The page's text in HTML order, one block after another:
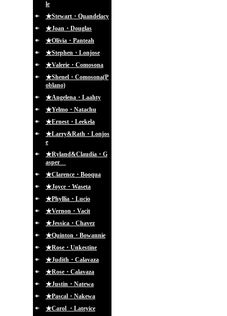
le
★Stewart・Quandelacy
★Joan・Douglas
★Olivia・Panteah
★Stephen・Lonjose
★Valerie・Comosona
★Shenel・Comosona(P
oblano)
★Angelena・Laahty
★Yelmo・Natachu
★Ernest・Leekela
★Larry&Rath・Lonjos
e
★Ryland&Claudia・G
asper
★Clarence・Booqua
★Joyce・Waseta
★Phyllia・Lucio
★Vernon・Vacit
★Jessica・Chavez
★Quinton・Bowannie
★Rose・Unkestine
★Judith・Calavaza
★Rose・Calavaza
★Justin・Natewa
★Pascal・Nakewa
★Carol ・Lateyice